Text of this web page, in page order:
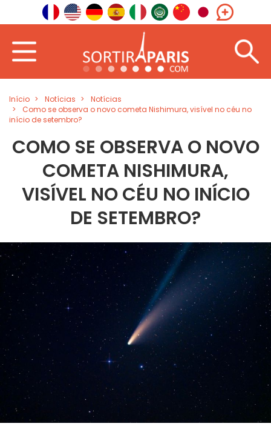
Início Notícias
Notícias
Como se observa o novo cometa Nishimura, visível no céu no
início de setembro?
COMO SE OBSERVA O NOVO
COMETA NISHIMURA,
VISÍVEL NO CÉU NO INÍCIO
DE SETEMBRO?